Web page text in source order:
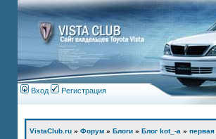
Вход Регистрация
VistaClub.ru » Форум » Блоги » Блог kot_-а »